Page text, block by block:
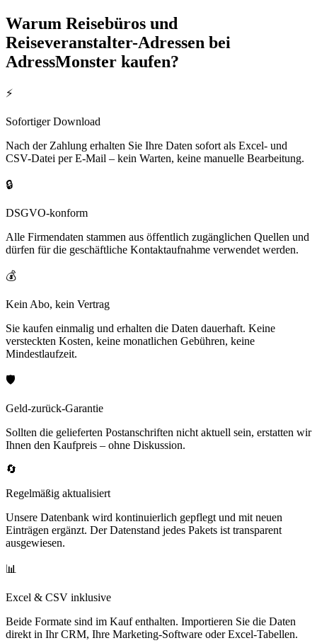
Warum Reisebüros und
Reiseveranstalter-Adressen bei
AdressMonster kaufen?
⚡
Sofortiger Download
Nach der Zahlung erhalten Sie Ihre Daten sofort als Excel- und
CSV-Datei per E-Mail – kein Warten, keine manuelle Bearbeitung.
🔒
DSGVO-konform
Alle Firmendaten stammen aus öffentlich zugänglichen Quellen und
dürfen für die geschäftliche Kontaktaufnahme verwendet werden.
💰
Kein Abo, kein Vertrag
Sie kaufen einmalig und erhalten die Daten dauerhaft. Keine
versteckten Kosten, keine monatlichen Gebühren, keine
Mindestlaufzeit.
🛡️
Geld-zurück-Garantie
Sollten die gelieferten Postanschriften nicht aktuell sein, erstatten wir
Ihnen den Kaufpreis – ohne Diskussion.
🔄
Regelmäßig aktualisiert
Unsere Datenbank wird kontinuierlich gepflegt und mit neuen
Einträgen ergänzt. Der Datenstand jedes Pakets ist transparent
ausgewiesen.
📊
Excel & CSV inklusive
Beide Formate sind im Kauf enthalten. Importieren Sie die Daten
direkt in Ihr CRM, Ihre Marketing-Software oder Excel-Tabellen.